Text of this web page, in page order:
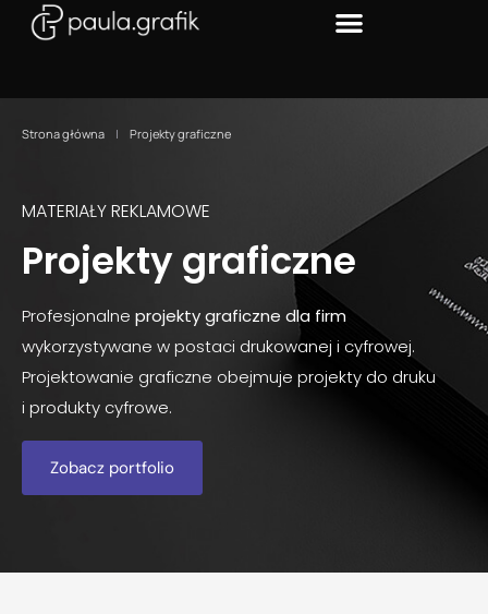
Strona główna | Projekty graficzne
MATERIAŁY REKLAMOWE
Projekty graficzne
Profesjonalne projekty graficzne dla firm
wykorzystywane w postaci drukowanej i cyfrowej.
Projektowanie graficzne obejmuje projekty do druku
i produkty cyfrowe.
Zobacz portfolio